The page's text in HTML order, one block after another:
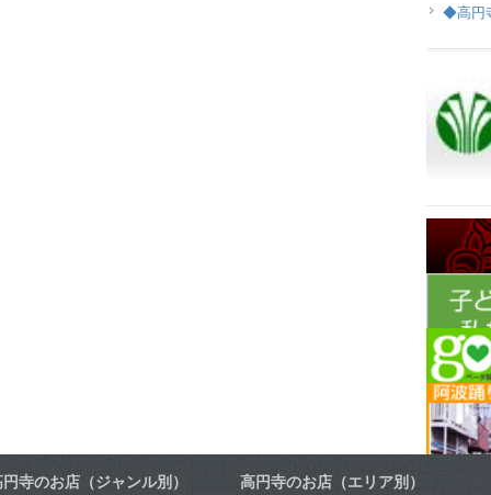
◆高円
寺のお店（ジャンル別） 高円寺のお店（エリア別）